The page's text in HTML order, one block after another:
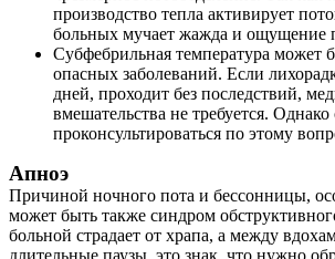
производство тепла активирует
больных мучает жажда и ощущение
Субфебрильная температура может
опасных заболеваний. Если
дней, проходит без последствий,
вмешательства не требуется. Однако
проконсультироваться по этому
Апноэ
Причиной ночного пота и бессонницы,
может быть также синдром
больной страдает от храпа, а между
длительные паузы, это знак, что нужно